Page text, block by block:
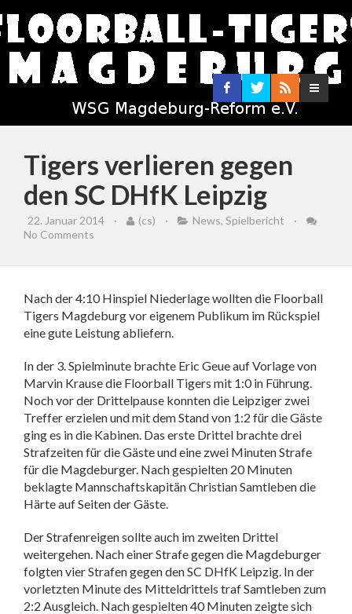
Tigers verlieren gegen
den SC DHfK Leipzig
22. Januar 2014 · (cs) · News, Spielbericht
·
No Comments
Nach der 4:10 Hinspiel Niederlage wollten die Floorball
Tigers Magdeburg vor eigenem Publikum im Rückspiel
eine gute Leistung abliefern.
In der 3. Spielminute brachte Eric Geue auf Vorlage von
Marvin Krause die Floorball Tigers mit 1:0 in Führung.
Noch vor der Drittelpause konnten die Leipziger zwei
Treffer erzielen und mit dem Stand von 1:2 für die Gäste
ging es in die Kabinen. Das erste Drittel brachte drei
Strafzeiten für die Gäste und eine zwei Minuten Strafe
für die Magdeburger. Nach gespielten 20 Minuten
beklagte Mannschaftskapitän Christian Samtleben die
Härte auf Seiten der Gäste.
Der Strafenreigen sollte auch im zweiten Drittel
weitergehen. Nach einer Strafe gegen die Magdeburger
folgten vier Strafen gegen den SC DHfK Leipzig. In der
vorletzten Minute des Mitteldrittels traf Samtleben zum
2:2 Ausgleich. Nach gespielten 40 Minuten zeigte sich